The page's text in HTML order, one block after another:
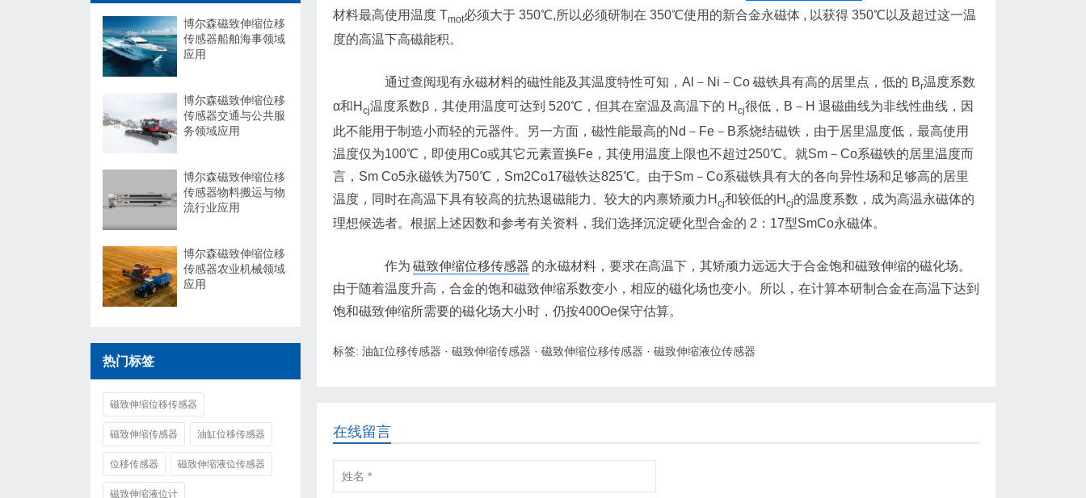
材料最高使用温度 Tmot必须大于 350℃,所以必须研制在 350℃使用的新合金永磁体 , 以获得 350℃以及超过这一温
度的高温下高磁能积。
通过查阅现有永磁材料的磁性能及其温度特性可知，Al－Ni－Co 磁铁具有高的居里点，低的 Br温度系数
α和H cj温度系数β，其使用温度可达到 520℃，但其在室温及高温下的 H cj很低，B－H 退磁曲线为非线性曲线，因
此不能用于制造小而轻的元器件。另一方面，磁性能最高的Nd－Fe－B系烧结磁铁，由于居里温度低，最高使用
温度仅为100℃，即使用Co或其它元素置换Fe，其使用温度上限也不超过250℃。就Sm－Co系磁铁的居里温度而
言，Sm Co5永磁铁为750℃，Sm2Co17磁铁达825℃。由于Sm－Co系磁铁具有大的各向异性场和足够高的居里
温度，同时在高温下具有较高的抗热退磁能力、较大的内禀矫顽力H cj和较低的H cj的温度系数，成为高温永磁体的
理想候选者。根据上述因数和参考有关资料，我们选择沉淀硬化型合金的 2：17型SmCo永磁体。
作为 磁致伸缩位移传感器 的永磁材料，要求在高温下，其矫顽力远远大于合金饱和磁致伸缩的磁化场。
由于随着温度升高，合金的饱和磁致伸缩系数变小，相应的磁化场也变小。所以，在计算本研制合金在高温下达到
饱和磁致伸缩所需要的磁化场大小时，仍按400Oe保守估算。
标签: 油缸位移传感器 · 磁致伸缩传感器 · 磁致伸缩位移传感器 · 磁致伸缩液位传感器
在线留言
博尔森磁致伸缩位移
传感器船舶海事领域
应用
博尔森磁致伸缩位移
传感器交通与公共服
务领域应用
博尔森磁致伸缩位移
传感器物料搬运与物
流行业应用
博尔森磁致伸缩位移
传感器农业机械领域
应用
热门标签
磁致伸缩位移传感器
磁致伸缩传感器 油缸位移传感器
位移传感器 磁致伸缩液位传感器
磁致伸缩液位计